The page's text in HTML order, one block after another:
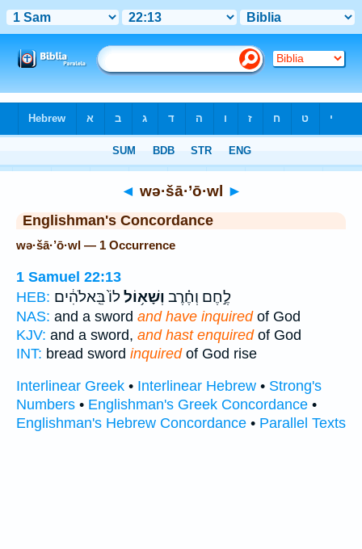
◄ wə·šā·’ō·wl ►
Englishman's Concordance
wə·šā·’ō·wl — 1 Occurrence
1 Samuel 22:13
HEB:
לֶ֣חֶם וְחֶ֗רֶב וְשָׁא֥וֹללוֹ֙ בֵּֽאלֹהִ֔ים
NAS: and a sword and have inquiredof God
KJV: and a sword, and hast enquiredof God
INT: bread sword inquiredof God rise
Interlinear Greek • Interlinear Hebrew • Strong's
Numbers • Englishman's Greek Concordance •
Englishman's Hebrew Concordance • Parallel Texts